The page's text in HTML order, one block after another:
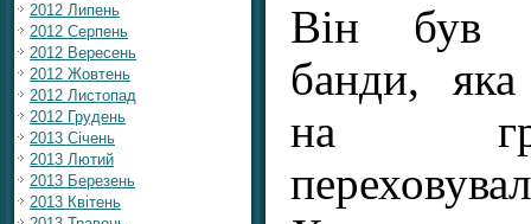
2012 Липень
2012 Серпень
2012 Вересень
2012 Жовтень
2012 Листопад
2012 Грудень
2013 Січень
2013 Лютий
2013 Березень
2013 Квітень
Він був
банди, яка
на